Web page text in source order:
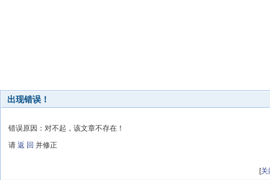
出现错误！
错误原因：对不起，该文章不存在！
请 返 回 并修正
[关